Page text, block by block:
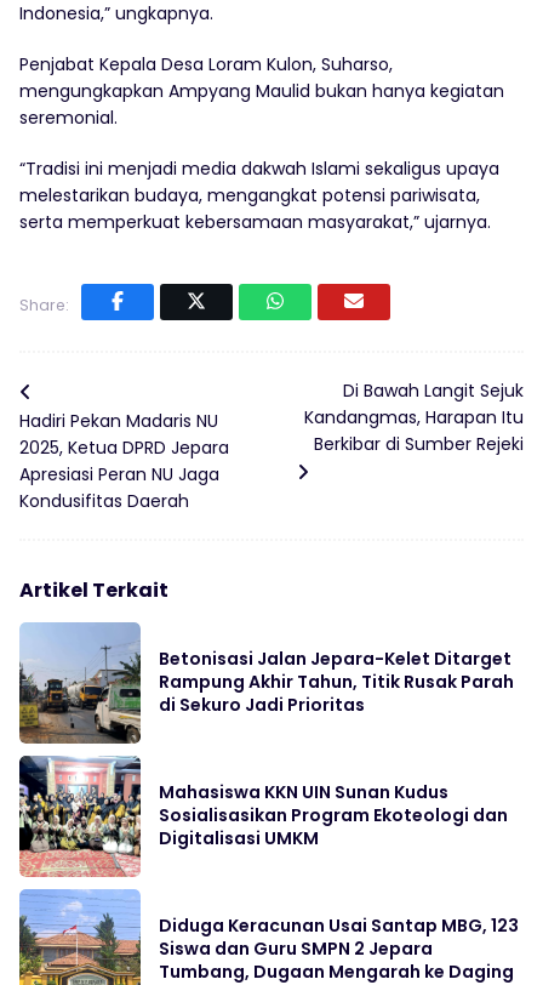
Indonesia,” ungkapnya.
Penjabat Kepala Desa Loram Kulon, Suharso,
mengungkapkan Ampyang Maulid bukan hanya kegiatan
seremonial.
“Tradisi ini menjadi media dakwah Islami sekaligus upaya
melestarikan budaya, mengangkat potensi pariwisata,
serta memperkuat kebersamaan masyarakat,” ujarnya.
Share:
Hadiri Pekan Madaris NU
2025, Ketua DPRD Jepara
Apresiasi Peran NU Jaga
Kondusifitas Daerah
Di Bawah Langit Sejuk
Kandangmas, Harapan Itu
Berkibar di Sumber Rejeki
Artikel Terkait
Betonisasi Jalan Jepara-Kelet Ditarget
Rampung Akhir Tahun, Titik Rusak Parah
di Sekuro Jadi Prioritas
Mahasiswa KKN UIN Sunan Kudus
Sosialisasikan Program Ekoteologi dan
Digitalisasi UMKM
Diduga Keracunan Usai Santap MBG, 123
Siswa dan Guru SMPN 2 Jepara
Tumbang, Dugaan Mengarah ke Daging